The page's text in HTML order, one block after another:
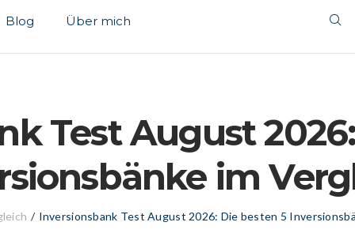
Blog Über mich
Test August
im
/ Inversionsbank Test August 2026: Die besten 5